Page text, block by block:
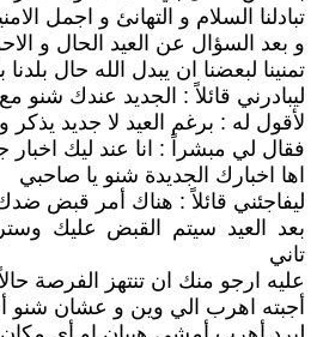
تبادلنا السلام و التهانئ و اجمل
و بعد السؤال عن العيد الحال و
تمنينا لبعضنا ان يبدل الله حال
ليبادرني قائلاً : الجديد عندك شنو
لأقول له : برغم العيد لا جديد يذكر
فقال لي مبشراً : انا عند ليك اخبار
اها اخبارك الجديدة شنو يا صاحبي
ليفاجئني قائلاً : هناك أمر قبض
بعد العيد سيتم القبض عليك
تاني
عليه ارجو منك ان تنتهز الفرصة
أجبته اهرب الي وين و عشان